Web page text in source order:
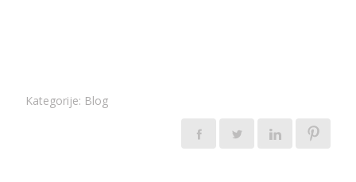
Kategorije: Blog